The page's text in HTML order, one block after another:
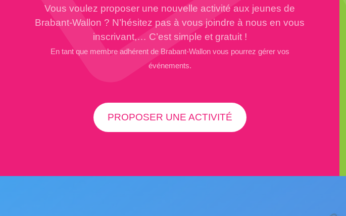
Vous voulez proposer une nouvelle activité aux jeunes de
Brabant-Wallon ? N’hésitez pas à vous joindre à nous en vous
inscrivant,… C’est simple et gratuit !
En tant que membre adhérent de Brabant-Wallon vous pourrez gérer vos
événements.
PROPOSER UNE ACTIVITÉ